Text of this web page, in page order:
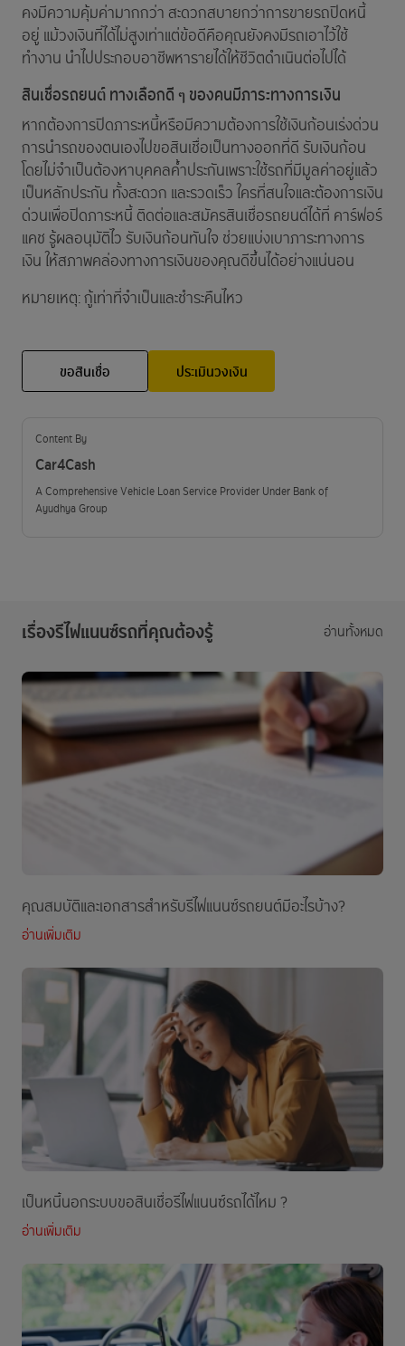
คงมีความคุ้มค่ามากกว่า สะดวกสบายกว่าการขายรถปิดหนี้
อยู่ แม้วงเงินที่ได้ไม่สูงเท่าแต่ข้อดีคือคุณยังคงมีรถเอาไว้ใช้
ทำงาน นำไปประกอบอาชีพหารายได้ให้ชีวิตดำเนินต่อไปได้
สินเชื่อรถยนต์ ทางเลือกดี ๆ ของคนมีภาระทางการเงิน
หากต้องการปิดภาระหนี้หรือมีความต้องการใช้เงินก้อนเร่งด่วน
การนำรถของตนเองไปขอสินเชื่อเป็นทางออกที่ดี รับเงินก้อน
โดยไม่จำเป็นต้องหาบุคคลค้ำประกันเพราะใช้รถที่มีมูลค่าอยู่แล้ว
เป็นหลักประกัน ทั้งสะดวก และรวดเร็ว ใครที่สนใจและต้องการเงิน
ด่วนเพื่อปิดภาระหนี้ ติดต่อและสมัครสินเชื่อรถยนต์ได้ที่ คาร์ฟอร์
แคช รู้ผลอนุมัติไว รับเงินก้อนทันใจ ช่วยแบ่งเบาภาระทางการ
เงิน ให้สภาพคล่องทางการเงินของคุณดีขึ้นได้อย่างแน่นอน
หมายเหตุ: กู้เท่าที่จำเป็นและชำระคืนไหว
ขอสินเชื่อ ประเมินวงเงิน
Content By
Car4Cash
A Comprehensive Vehicle Loan Service Provider Under Bank of
Ayudhya Group
เรื่องรีไฟแนนซ์รถที่คุณต้องรู้ อ่านทั้งหมด
คุณสมบัติและเอกสารสำหรับรีไฟแนนซ์รถยนต์มีอะไรบ้าง?
อ่านเพิ่มเติม
เป็นหนี้นอกระบบขอสินเชื่อรีไฟแนนซ์รถได้ไหม ?
อ่านเพิ่มเติม